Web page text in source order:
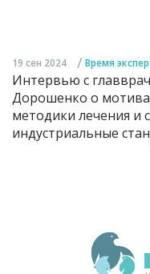
19 сен 2024 / Время
Интервью с
Дорошенко о
методики лечения и
индустриальные